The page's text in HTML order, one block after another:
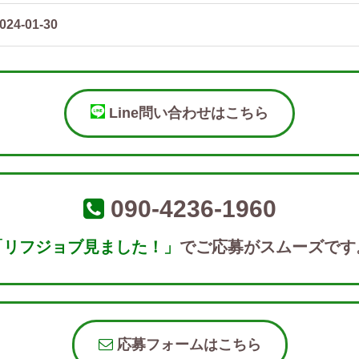
01-30
Line問い合わせはこちら
090-4236-1960
リフジョブ見ました！」 でご応募がスムーズです
応募フォームはこちら